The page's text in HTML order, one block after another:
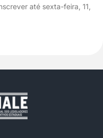
até sexta-feira, 11,